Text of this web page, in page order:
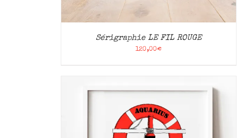
Sérigraphie LE FIL ROUGE
120,00€